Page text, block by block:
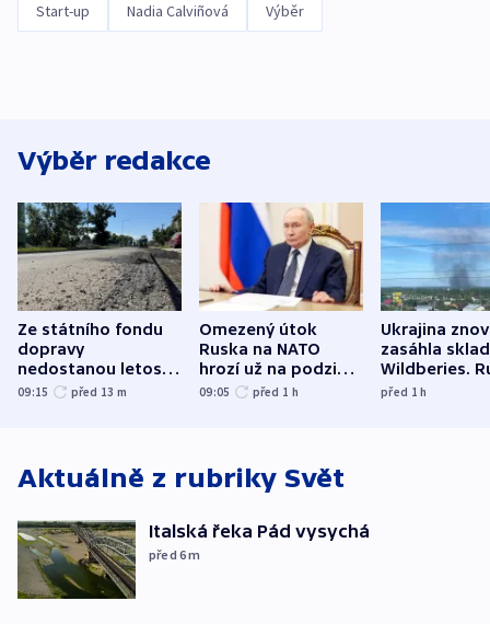
Start-up Nadia Calviñová Výběr
Výběr redakce
Ze státního fondu
dopravy
nedostanou letos
kraje na silnice ani
09:15 před 13 m
Omezený útok
Ruska na NATO
hrozí už na podzim,
varují tajné služby
09:05 před 1 h
Ukrajina
zasáhla
Wildberies.
útočili v
před 1h
Aktuálně z rubriky Svět
Italská řeka Pád vysychá
před 6m